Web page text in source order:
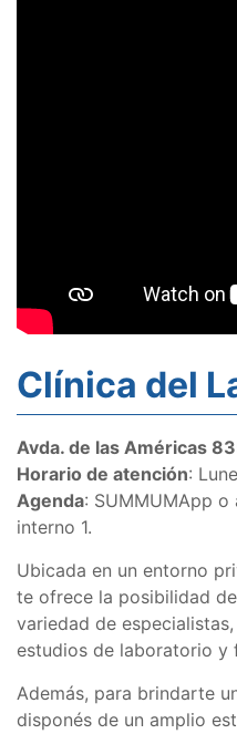
Clínica del
Avda. de las Américas
Horario de atención:
Agenda: SUMMUMApp o
interno 1.
Ubicada en un entorno
te ofrece la posibilidad
variedad de
estudios de laboratorio y
Además, para brindarte
disponés de un amplio